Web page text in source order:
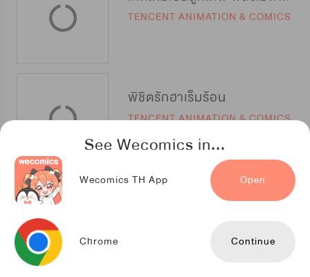
See Wecomics in...
Wecomics TH App Open
Chrome Continue
TENCENT ANIMATION & COMICS
พิชิตรักฮาเร็มร้อน
TENCENT ANIMATION & COMICS